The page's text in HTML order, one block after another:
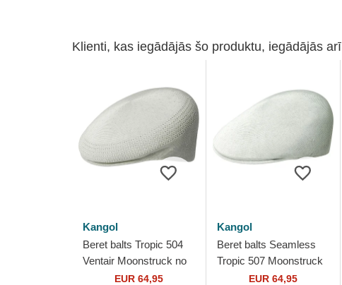
Klienti, kas iegādājās šo produktu, iegādājās arī
Kangol
Beret balts Tropic 504
Ventair Moonstruck no
EUR 64,95
Kangol
Beret balts Seamless
Tropic 507 Moonstruck
no KangolEUR 64,95